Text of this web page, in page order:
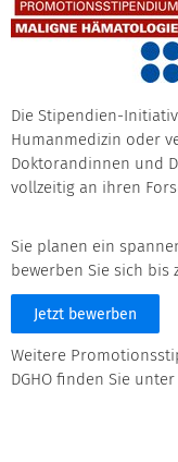
Die Stipendien-
Humanmedizin oder
Doktorandinnen und
vollzeitig an ihren
Sie planen ein
bewerben Sie sich bis
Jetzt bewerben
Weitere
DGHO finden Sie unter